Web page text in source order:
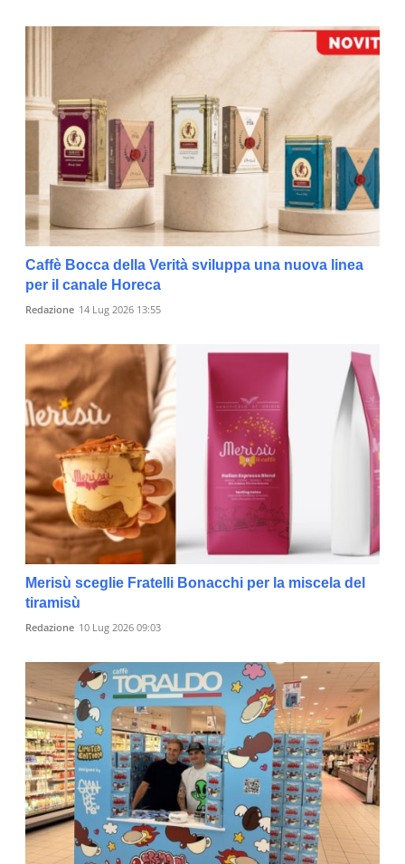
Caffè Bocca della Verità sviluppa una nuova linea
per il canale Horeca
Redazione 14 Lug 2026 13:55
Merisù sceglie Fratelli Bonacchi per la miscela del
tiramisù
Redazione 10 Lug 2026 09:03